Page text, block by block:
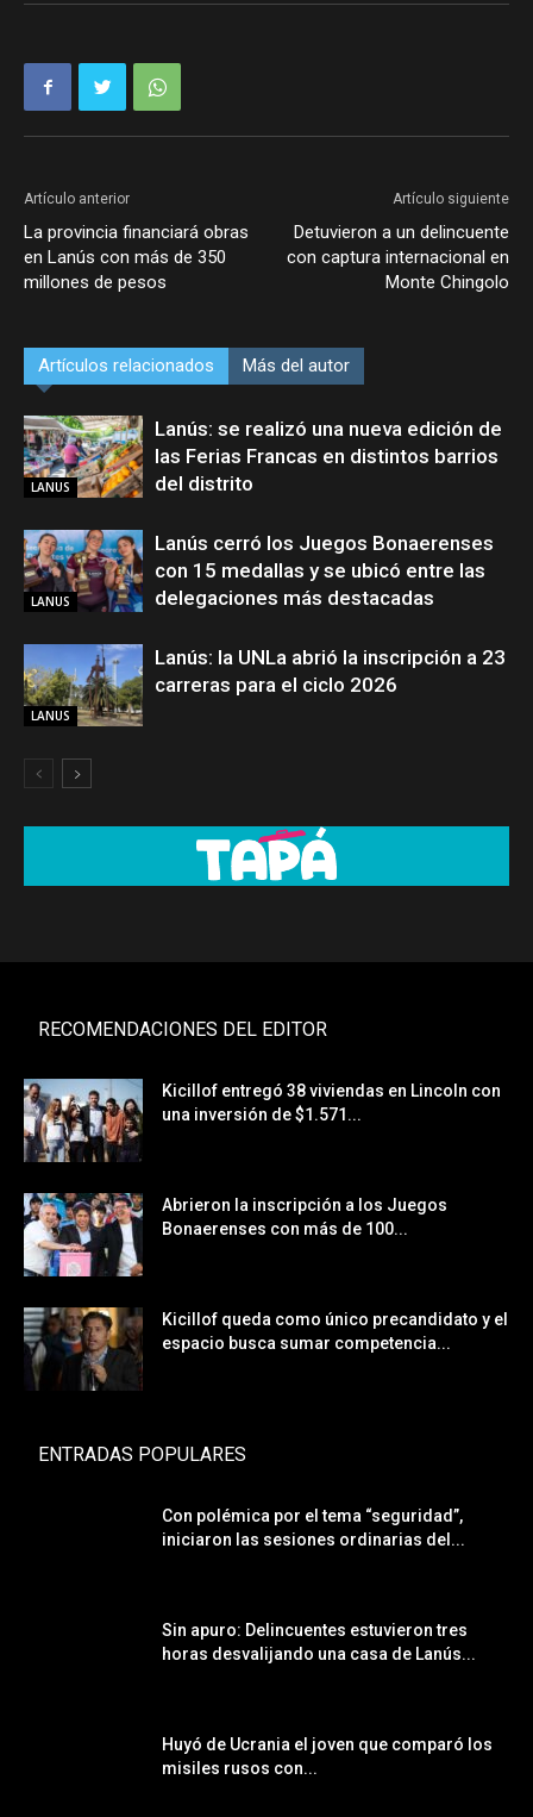
Artículo anterior
La provincia financiará obras
en Lanús con más de 350
millones de pesos
Artículo siguiente
Detuvieron a un delincuente
con captura internacional en
Monte Chingolo
Artículos relacionados Más del autor
LANUS
Lanús: se realizó una nueva edición de
las Ferias Francas en distintos barrios
del distrito
LANUS
Lanús cerró los Juegos Bonaerenses
con 15 medallas y se ubicó entre las
delegaciones más destacadas
LANUS
Lanús: la UNLa abrió la inscripción a 23
carreras para el ciclo 2026
RECOMENDACIONES DEL EDITOR
Kicillof entregó 38 viviendas en Lincoln con
una inversión de $1.571...
Abrieron la inscripción a los Juegos
Bonaerenses con más de 100...
Kicillof queda como único precandidato y el
espacio busca sumar competencia...
ENTRADAS POPULARES
Con polémica por el tema “seguridad”,
iniciaron las sesiones ordinarias del...
Sin apuro: Delincuentes estuvieron tres
horas desvalijando una casa de Lanús...
Huyó de Ucrania el joven que comparó los
misiles rusos con...